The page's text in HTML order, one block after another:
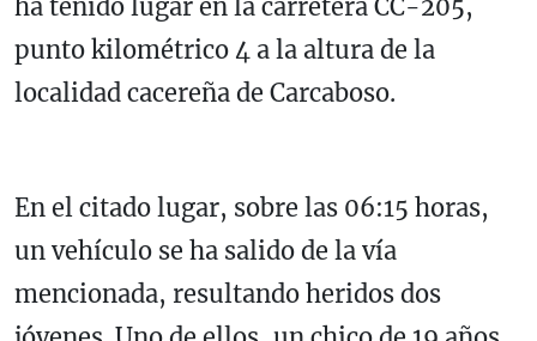
ha tenido lugar en la carretera CC-205,
punto kilométrico 4 a la altura de la
localidad cacereña de Carcaboso.
En el citado lugar, sobre las 06:15 horas,
un vehículo se ha salido de la vía
mencionada, resultando heridos dos